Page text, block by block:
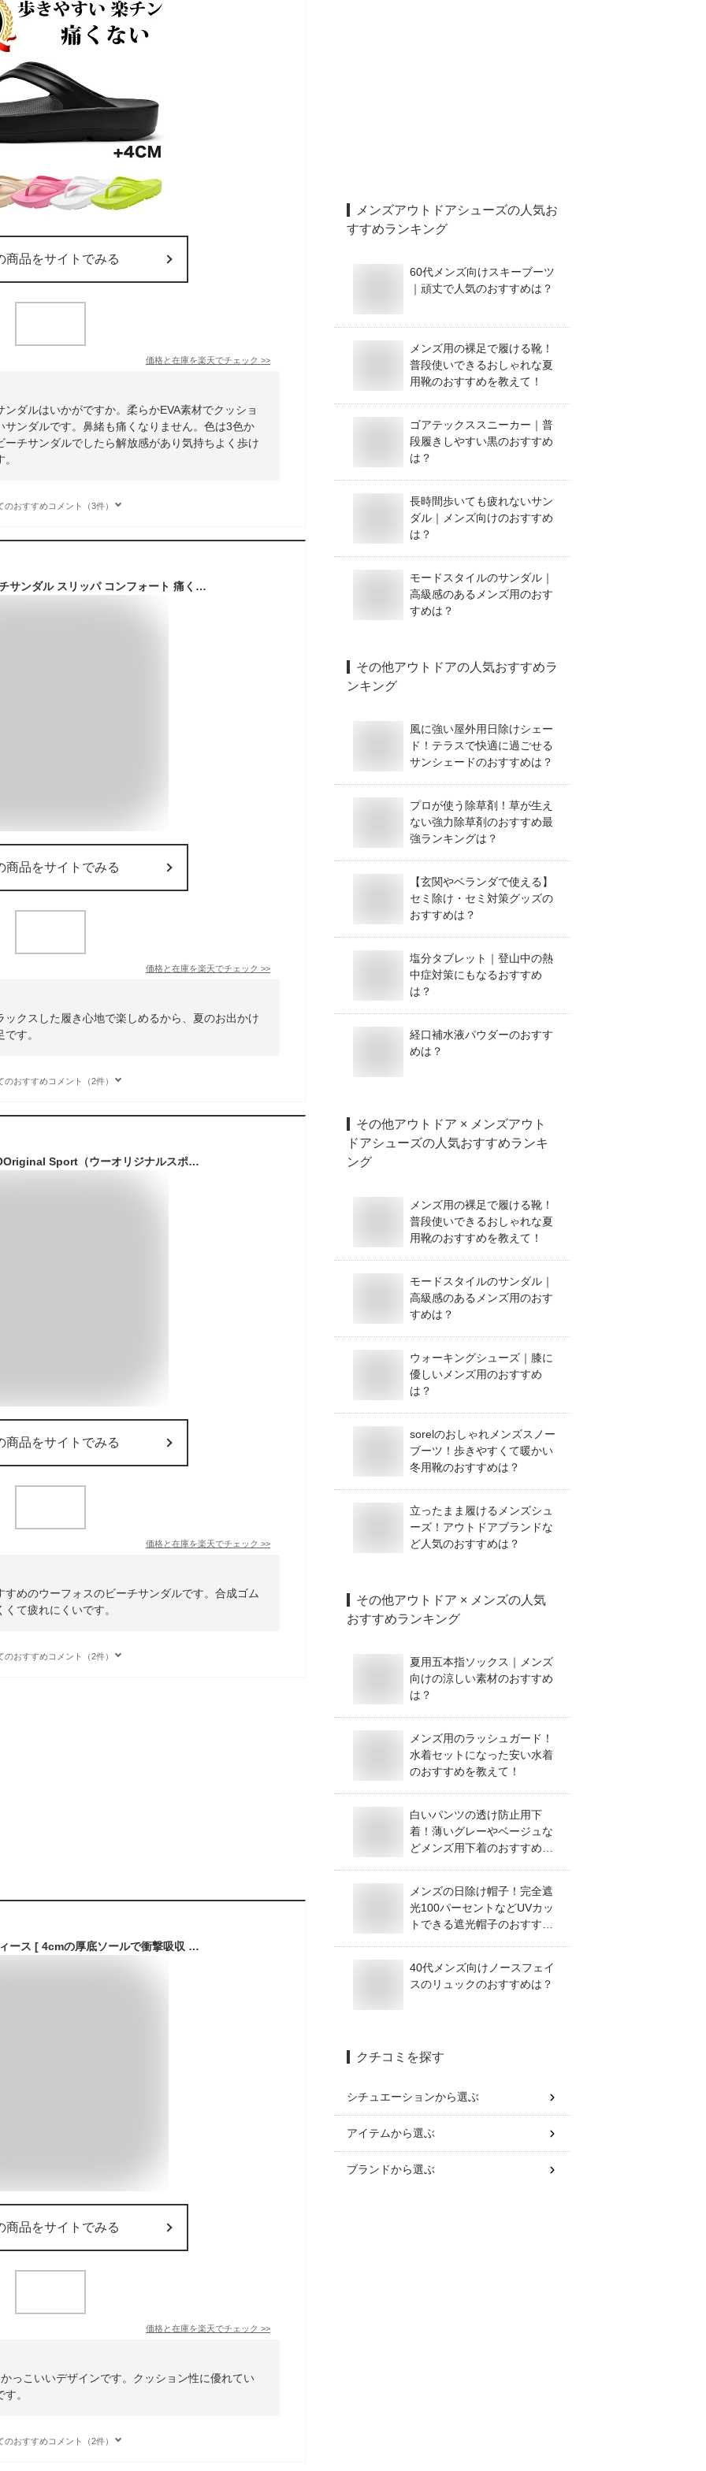
商品をサイトでみる
価格と在庫を楽天でチェック >>
ダルはいかがですか。柔らかEVA素材でクッショ
ンダルです。鼻緒も痛くなりません。色は3色か
チサンダルでしたら解放感があり気持ちよく歩け
のおすすめコメント（3件）
サンダル メンズ ビーチサンダル スリッパ コンフォート 痛くない 軽量 靴 カジュアル シューズ ビーチ 海 かっこいい 歩きやすい
商品をサイトでみる
価格と在庫を楽天でチェック >>
クスした履き心地で楽しめるから、夏のお出かけ
す。
のおすすめコメント（2件）
ウーフォス/OOFOS OOriginal Sport（ウーオリジナルスポーツ）リカバリーサンダル[トングサンダル/ビーチサンダル/リカバリーシューズ/スポーツ/ランニング/マラソン/トレッキング/メンズ/レディース]
商品をサイトでみる
価格と在庫を楽天でチェック >>
めのウーフォスのビーチサンダルです。合成ゴム
て疲れにくいです。
のおすすめコメント（2件）
サンダル メンズ レディース [ 4cmの厚底ソールで衝撃吸収 足長効果 超軽量のEVA素材 歩きやすい ] さんだる スポーツサンダル おしゃれ 人気 アウトドア キャンプ つっかけ ビーチサンダル びーちさんだる コンフォートサンダル スポーツさんだる LAD WEATHER ラドウェザー
商品をサイトでみる
価格と在庫を楽天でチェック >>
っこいいデザインです。クッション性に優れてい
。
のおすすめコメント（2件）
メンズアウトドアシューズの人気お
すすめランキング
60代メンズ向けスキーブーツ
｜頑丈で人気のおすすめは？
メンズ用の裸足で履ける靴！
普段使いできるおしゃれな夏
用靴のおすすめを教えて！
ゴアテックススニーカー｜普
段履きしやすい黒のおすすめ
は？
長時間歩いても疲れないサン
ダル｜メンズ向けのおすすめ
は？
モードスタイルのサンダル｜
高級感のあるメンズ用のおす
すめは？
その他アウトドアの人気おすすめラ
ンキング
風に強い屋外用日除けシェー
ド！テラスで快適に過ごせる
サンシェードのおすすめは？
プロが使う除草剤！草が生え
ない強力除草剤のおすすめ最
強ランキングは？
【玄関やベランダで使える】
セミ除け・セミ対策グッズの
おすすめは？
塩分タブレット｜登山中の熱
中症対策にもなるおすすめ
は？
経口補水液パウダーのおすす
めは？
その他アウトドア × メンズアウト
ドアシューズの人気おすすめランキ
ング
メンズ用の裸足で履ける靴！
普段使いできるおしゃれな夏
用靴のおすすめを教えて！
モードスタイルのサンダル｜
高級感のあるメンズ用のおす
すめは？
ウォーキングシューズ｜膝に
優しいメンズ用のおすすめ
は？
sorelのおしゃれメンズスノー
ブーツ！歩きやすくて暖かい
冬用靴のおすすめは？
立ったまま履けるメンズシュ
ーズ！アウトドアブランドな
ど人気のおすすめは？
その他アウトドア × メンズの人気
おすすめランキング
夏用五本指ソックス｜メンズ
向けの涼しい素材のおすすめ
は？
メンズ用のラッシュガード！
水着セットになった安い水着
のおすすめを教えて！
白いパンツの透け防止用下
着！薄いグレーやベージュな
どメンズ用下着のおすすめを
メンズの日除け帽子！完全遮
光100パーセントなどUVカッ
トできる遮光帽子のおすすめ
40代メンズ向けノースフェイ
スのリュックのおすすめは？
クチコミを探す
シチュエーションから選ぶ
アイテムから選ぶ
ブランドから選ぶ